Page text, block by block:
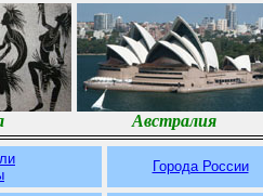
Австралия
Города России